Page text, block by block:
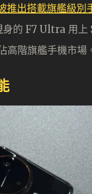
推出搭載旗艦級
身的 F7 Ultra 用
高階旗艦手機市場